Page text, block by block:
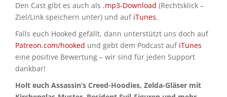
Den Cast gibt es auch als .mp3-Download (Rechtsklick –
Ziel/Link speichern unter) und auf iTunes.
Falls euch Hooked gefällt, dann unterstützt uns doch auf
Patreon.com/hooked und gebt dem Podcast auf iTunes
eine positive Bewertung – wir sind für jeden Support
dankbar!
Holt euch Assassin’s Creed-Hoodies, Zelda-Gläser mit